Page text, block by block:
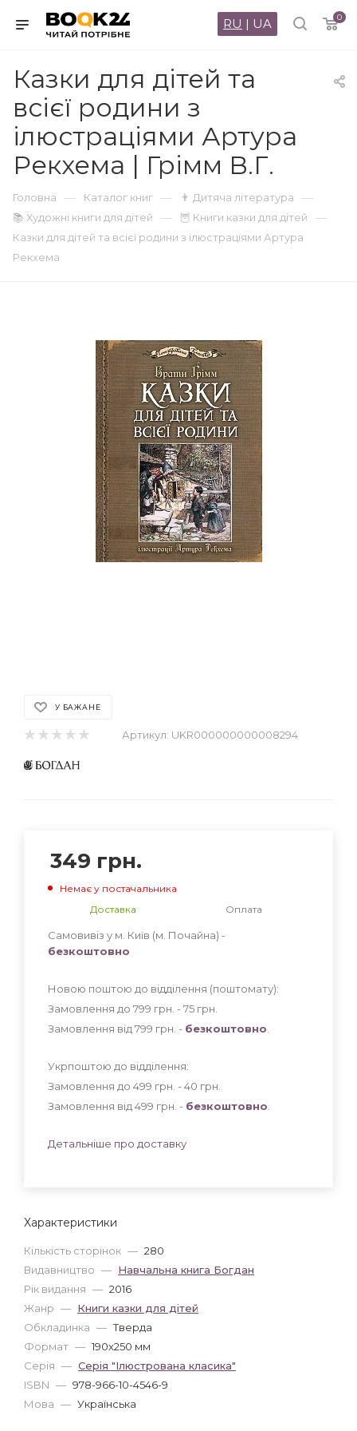
0
RU | UA
Казки для дітей та
всієї родини з
ілюстраціями Артура
Рекхема | Грімм В.Г.
Головна — Каталог книг — 👨 Дитяча література —
📚 Художні книги для дітей — 🦉 Книги казки для дітей —
Казки для дітей та всієї родини з ілюстраціями Артура
Рекхема
У БАЖАНЕ
Артикул: UKR000000000008294
Характеристики
Кількість сторінок — 280
Видавництво — Навчальна книга Богдан
Рік видання — 2016
Жанр — Книги казки для дітей
Обкладинка — Тверда
Формат — 190x250 мм
Серія — Серія "Ілюстрована класика"
ISBN — 978-966-10-4546-9
Мова — Українська
349 грн.
Немає у постачальника
Доставка
Оплата
Самовивіз у м. Київ (м. Почайна) -
безкоштовно
Новою поштою до відділення (поштомату):
Замовлення до 799 грн. - 75 грн
Замовлення від 799 грн. - безкоштовно
Укрпоштою до відділення:
Замовлення до 499 грн. - 40 грн
Замовлення від 499 грн. - безкоштовно
Детальніше про доставку